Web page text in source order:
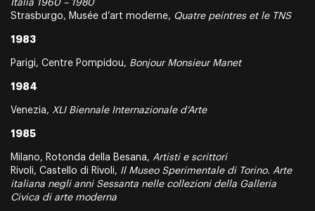
Italia 1960 – 1980
Strasburgo, Musée d’art moderne, Quatre peintres et le TNS
1983
Parigi, Centre Pompidou, Bonjour Monsieur Manet
1984
Venezia, XLI Biennale Internazionale d’Arte
1985
Milano, Rotonda della Besana, Artisti e scrittori
Rivoli, Castello di Rivoli, Il Museo Sperimentale di Torino. Arte
italiana negli anni Sessanta nelle collezioni della Galleria
Civica di arte moderna